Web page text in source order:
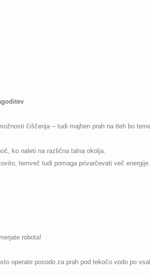
tpl_product_info_display.php
čiščenja – tudi majhen prah na tleh bo
ko naleti na različna talna okolja.
temveč tudi pomaga privarčevati več energije.
robota!
operate posodo za prah pod tekočo vodo po